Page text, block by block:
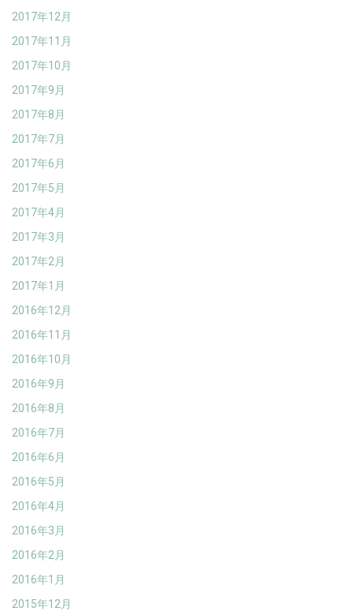
2017年12月
2017年11月
2017年10月
2017年9月
2017年8月
2017年7月
2017年6月
2017年5月
2017年4月
2017年3月
2017年2月
2017年1月
2016年12月
2016年11月
2016年10月
2016年9月
2016年8月
2016年7月
2016年6月
2016年5月
2016年4月
2016年3月
2016年2月
2016年1月
2015年12月